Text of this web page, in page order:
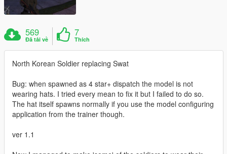
569
Đã tải về
7
Thích
North Korean Soldier replacing Swat
Bug: when spawned as 4 star+ dispatch the model is not
wearing hats. I tried every mean to fix it but I failed to do so.
The hat itself spawns normally if you use the model configuring
application from the trainer though.
ver 1.1